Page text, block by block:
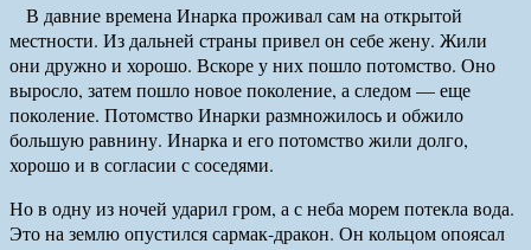
В давние времена Инарка проживал сам на открытой
местности. Из дальней страны привел он себе жену. Жили
они дружно и хорошо. Вскоре у них пошло потомство. Оно
выросло, затем пошло новое поколение, а следом — еще
поколение. Потомство Инарки размножилось и обжило
большую равнину. Инарка и его потомство жили долго,
хорошо и в согласии с соседями.
Но в одну из ночей ударил гром, а с неба морем потекла вода.
Это на землю опустился сармак-дракон. Он кольцом опоясал